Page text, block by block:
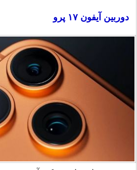
دوربین آیفون ۱۷ پرو